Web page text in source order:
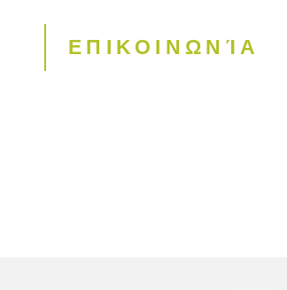
ΕΠΙΚΟΙΝΩΝΊΑ